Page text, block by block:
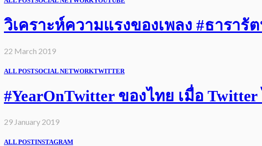
วิเคราะห์ความแรงของเพลง #ธารารั
22 March 2019
ALL POSTSOCIAL NETWORKTWITTER
#YearOnTwitter ของไทย เมื่อ
29 January 2019
ALL POSTINSTAGRAM